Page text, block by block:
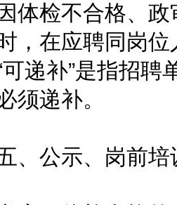
检不合格、政
，在应聘同岗
可递补”是指招
须递补。
公示、岗前培